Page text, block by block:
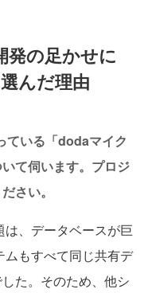
発の足かせに
んだ理由
ている「dodaマイク
て伺います。プロジ
さい。
、データベースが巨
もすべて同じ共有デ
た。そのため、他シ